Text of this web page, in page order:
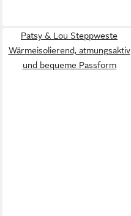
Patsy & Lou Steppweste
Wärmeisolierend, atmungsaktiv
und bequeme Passform